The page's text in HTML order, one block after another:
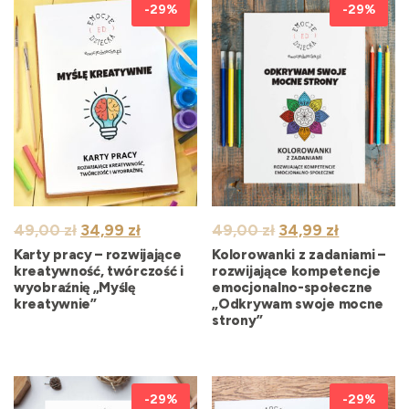
49,00zł Pierwotna
cena
wynosiła:
49,00 zł.
34,99 złAktualna
cena
wynosi:
-29%
Karty pracy – rozwijające
kreatywność, twórczość i
wyobraźnię „Myślę
kreatywnie”
49,00zł Pierwotna
cena
wynosiła:
49,00 zł.
34,99 złAktualna
cena
wynosi:
34,99 zł.
-29%
Kolorowanki z zadaniami –
rozwijające kompetencje
emocjonalno-społeczne
„Odkrywam swoje mocne
strony”
-29% -29%